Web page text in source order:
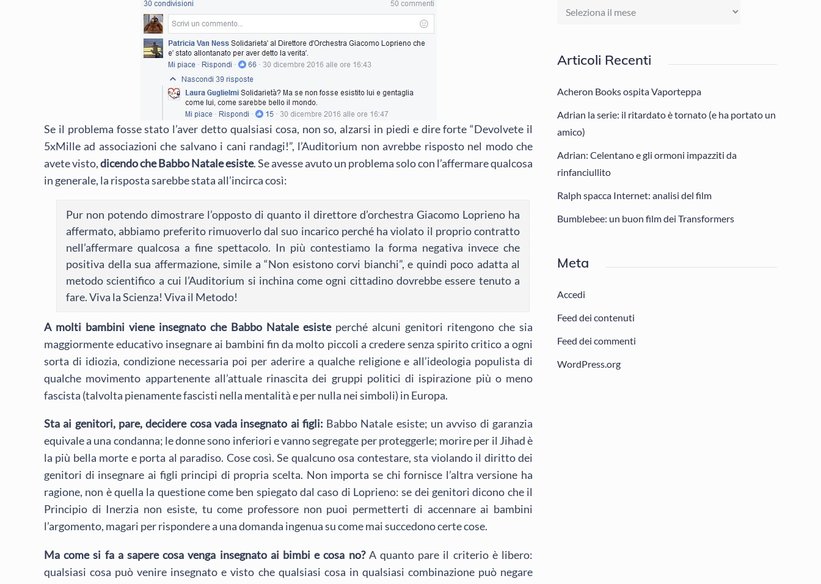
Se il problema fosse stato l’aver detto qualsiasi cosa, non so, alzarsi in piedi e dire forte “Devolvete il
5xMille ad associazioni che salvano i cani randagi!”, l’Auditorium non avrebbe risposto nel modo che
avete visto,dicendo che Babbo Natale esiste. Se avesse avuto un problema solo con l’affermare qualcosa
in generale, la risposta sarebbe stata all’incirca così:
Pur non potendo dimostrare l’opposto di quanto il direttore d’orchestra Giacomo Loprieno ha
affermato, abbiamo preferito rimuoverlo dal suo incarico perché ha violato il proprio contratto
nell’affermare qualcosa a fine spettacolo. In più contestiamo la forma negativa invece che
positiva della sua affermazione, simile a “Non esistono corvi bianchi”, e quindi poco adatta al
metodo scientifico a cui l’Auditorium si inchina come ogni cittadino dovrebbe essere tenuto a
fare. Viva la Scienza! Viva il Metodo!
A molti bambini viene insegnato che Babbo Natale esisteperché alcuni genitori ritengono che sia
maggiormente educativo insegnare ai bambini fin da molto piccoli a credere senza spirito critico a ogni
sorta di idiozia, condizione necessaria poi per aderire a qualche religione e all’ideologia populista di
qualche movimento appartenente all’attuale rinascita dei gruppi politici di ispirazione più o meno
fascista (talvolta pienamente fascisti nella mentalità e per nulla nei simboli) in Europa.
Sta ai genitori, pare, decidere cosa vada insegnato ai figli: Babbo Natale esiste; un avviso di garanzia
equivale a una condanna; le donne sono inferiori e vanno segregate per proteggerle; morire per il Jihad è
la più bella morte e porta al paradiso. Cose così. Se qualcuno osa contestare, sta violando il diritto dei
genitori di insegnare ai figli principi di propria scelta. Non importa se chi fornisce l’altra versione ha
ragione, non è quella la questione come ben spiegato dal caso di Loprieno: se dei genitori dicono che il
Principio di Inerzia non esiste, tu come professore non puoi permetterti di accennare ai bambini
l’argomento, magari per rispondere a una domanda ingenua su come mai succedono certe cose.
Ma come si fa a sapere cosa venga insegnato ai bimbi e cosa no?A quanto pare il criterio è libero:
qualsiasi cosa può venire insegnato e visto che qualsiasi cosa in qualsiasi combinazione può negare
Archivi
Articoli Recenti
Acheron Books ospita Vaporteppa
Adrian la serie: il ritardato è tornato (e ha portato un
amico)
Adrian: Celentano e gli ormoni impazziti da
rinfanciullito
Ralph spacca Internet: analisi del film
Bumblebee: un buon film dei Transformers
Meta
Accedi
Feed dei contenuti
Feed dei commenti
WordPress.org